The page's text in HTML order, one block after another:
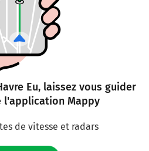
Eu, laissez vous guider
l'application Mappy
de vitesse et radars